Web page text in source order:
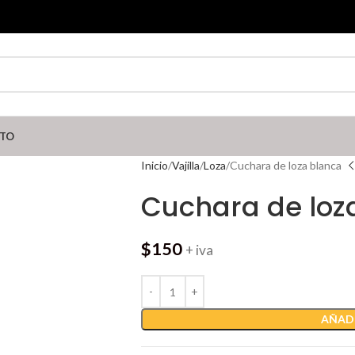
Inicio Vajilla Loza Cuchara de loza blanca
Cuchara de
$150 + iva